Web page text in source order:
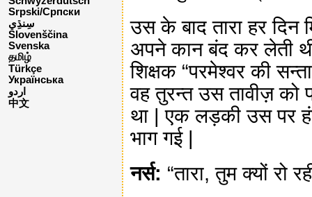
Srpski/Српски
Slovenščina
Svenska
தமிழ்
Türkçe
Українська
اردو
中文
उस के बाद तारा हर दिन
अपने कान बंद कर लेती
शिक्षक “परमेश्वर की
वह तुरन्त उस तावीज़
था | एक लड़की उस पर
भाग गई |
नर्स: “तारा, तुम क्यों रो